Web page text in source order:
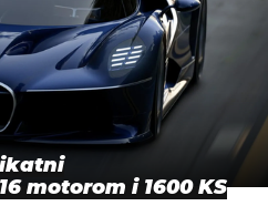
motorom i 1600 KS